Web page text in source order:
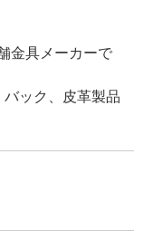
金具メーカーで
ック、皮革製品
カー】ですので、
ません。